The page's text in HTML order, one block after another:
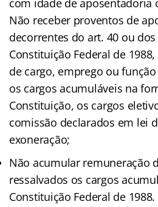
com idade de aposentadoria
Não receber proventos de
decorrentes do art. 40 ou
Constituição Federal de
de cargo, emprego ou
os cargos acumuláveis na
Constituição, os cargos
comissão declarados em lei
exoneração;
Não acumular remuneração
ressalvados os cargos
Constituição Federal de 1988.